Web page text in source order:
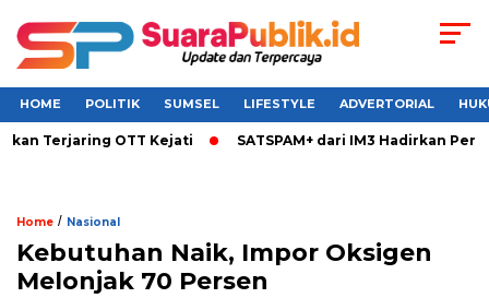
HOME POLITIK SUMSEL LIFESTYLE ADVERTORIAL
Terjaring OTT Kejati SATSPAM+ dari IM3 Hadirkan
Home / Nasional
Kebutuhan Naik, Impor Oksigen
Melonjak 70 Persen